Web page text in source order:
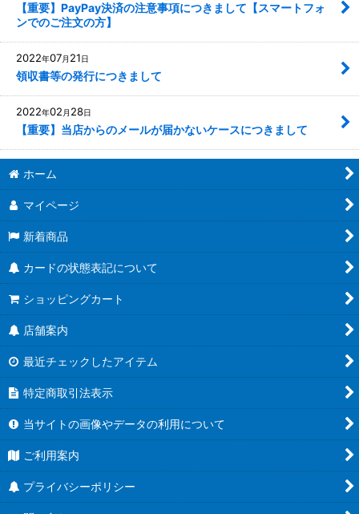
【重要】PayPay決済の注意事項につきまして【スマートフォ
ンでのご注文の方】
2022年07月 21日
領収書等の発行につきまして
2022年02月 28日
【重要】当店からのメールが届かないケースにつきまして
ホーム
マイページ
新着商品
カードの状態表記について
ショッピングカート
店舗案内
最近チェックしたアイテム
特定商取引法表示
当サイトの画像やデータの利用について
ご利用案内
プライバシーポリシー